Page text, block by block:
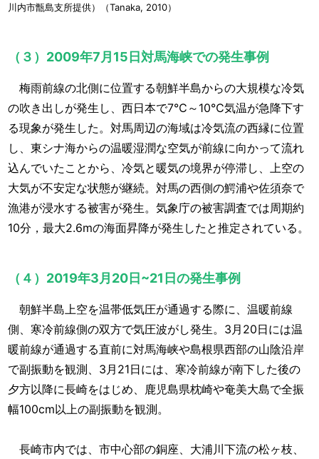
川内市甑島支所提供）（Tanaka, 2010）
（３）2009年7月15日対馬海峡での発生事例
梅雨前線の北側に位置する朝鮮半島からの大規模な冷気
の吹き出しが発生し、西日本で7℃～10℃気温が急降下す
る現象が発生した。対馬周辺の海域は冷気流の西縁に位置
し、東シナ海からの温暖湿潤な空気が前線に向かって流れ
込んでいたことから、冷気と暖気の境界が停滞し、上空の
大気が不安定な状態が継続。対馬の西側の鰐浦や佐須奈で
漁港が浸水する被害が発生。気象庁の被害調査では周期約
10分，最大2.6mの海面昇降が発生したと推定されている。
（４）2019年3月20日~21日の発生事例
朝鮮半島上空を温帯低気圧が通過する際に、温暖前線
側、寒冷前線側の双方で気圧波がし発生。3月20日には温
暖前線が通過する直前に対馬海峡や島根県西部の山陰沿岸
で副振動を観測、3月21日には、寒冷前線が南下した後の
夕方以降に長崎をはじめ、鹿児島県枕崎や奄美大島で全振
幅100cm以上の副振動を観測。
長崎市内では、市中心部の銅座、大浦川下流の松ヶ枝、